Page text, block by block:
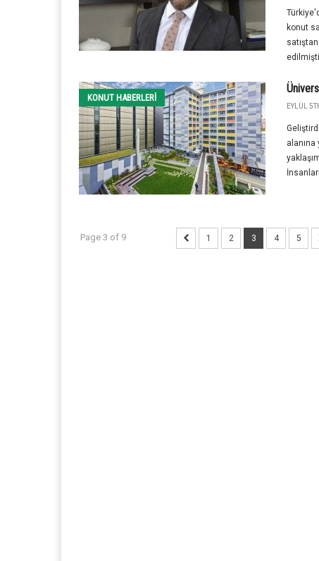
konut
KONUT HABERLERI
EYLÜL
alanına
Page 3 of 9 1 2 3 4 5